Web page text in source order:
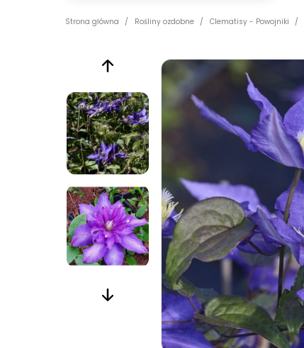
Strona główna Rośliny ozdobne Clematisy - Powojniki